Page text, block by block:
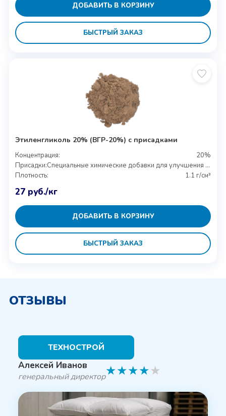
ДОБАВИТЬ В КОРЗИНУ
БЫСТРЫЙ ЗАКАЗ
Этиленгликоль 20% (ВГР-20%) с присадками
Концентрация:
20%
Присадки:
Специальные химические добавки для улучшения свойств
Плотность:
1.1 г/см³
27 руб./кг
ДОБАВИТЬ В КОРЗИНУ
БЫСТРЫЙ ЗАКАЗ
ОТЗЫВЫ
ТЕХНОСТРОЙ
Алексей Иванов
генеральный директор★★★★★